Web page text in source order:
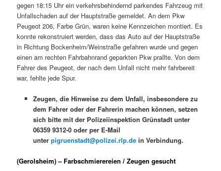
gegen 18:15 Uhr ein verkehrsbehindernd parkendes Fahrzeug mit
Unfallschaden auf der Hauptstraße gemeldet. An dem Pkw
Peugeot 206, Farbe Grün, waren keine Kennzeichen montiert. Es
konnte rekonstruiert werden, dass das Auto auf der Hauptstraße
in Richtung Bockenheim/Weinstraße gefahren wurde und gegen
einen am rechten Fahrbahnrand geparkten Pkw prallte. Von dem
Fahrer des Peugeot, der nach dem Unfall nicht mehr fahrbereit
war, fehlte jede Spur.
Zeugen, die Hinweise zu dem Unfall, insbesondere zu
dem Fahrer oder der Fahrerin machen können, setzen
sich bitte mit der Polizeiinspektion Grünstadt unter
06359 9312-0 oder per E-Mail
unter pigruenstadt@polizei.rlp.dein Verbindung.
(Gerolsheim) – Farbschmierereien / Zeugen gesucht